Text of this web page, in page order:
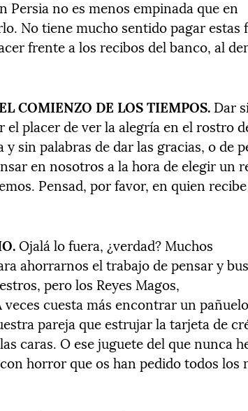
Persia no es menos empinada que en
No tiene mucho sentido pagar estas
frente a los recibos del banco, al
COMIENZO DE LOS TIEMPOS. Dar
el placer de ver la alegría en el rostro
sin palabras de dar las gracias, o de
en nosotros a la hora de elegir un
Pensad, por favor, en quien
Ojalá lo fuera, ¿verdad? Muchos
ahorrarnos el trabajo de pensar y
pero los Reyes Magos,
cuesta más encontrar un
pareja que estrujar la tarjeta de
caras. O ese juguete del que nunca
horror que os han pedido todos los